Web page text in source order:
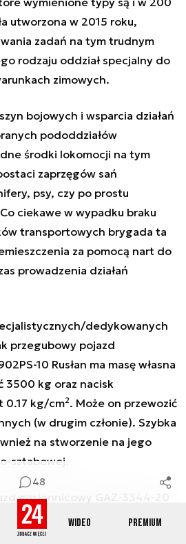
Wideo Premium
48
utworzona w 2015 roku,
zadań na tym trudnym
rodzaju oddział specjalny do
zimowych.
bojowych i wsparcia działań
pododdziałów
środki lokomocji na tym
zaprzęgów sań
psy, czy po prostu
ciekawe w wypadku braku
transportowych brygada ta
za pomocą nart do
prowadzenia działań
dedykowanych
przegubowy pojazd
10 Rusłan ma masę własna
3500 kg oraz nacisk
0.17 kg/cm2. Może on przewozić
(w drugim członie). Szybka
na stworzenie na jego
sztabowej.
gąsiennicowy GAZ-3344-20
7500 kg, ładowność 3000 kg i
grunt 0.20 kg/cm